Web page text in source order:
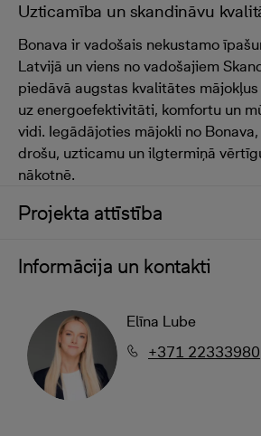
Uzticamība un skandināvu
Bonava ir vadošais nekustamo
Latvijā un viens no vadošajiem
piedāvā augstas kvalitātes
uz energoefektivitāti, komfortu un
vidi. Iegādājoties mājokli no
drošu, uzticamu un ilgtermiņā
nākotnē.
Projekta attīstība
Informācija un kontakti
Elīna Lube
+371 22333980